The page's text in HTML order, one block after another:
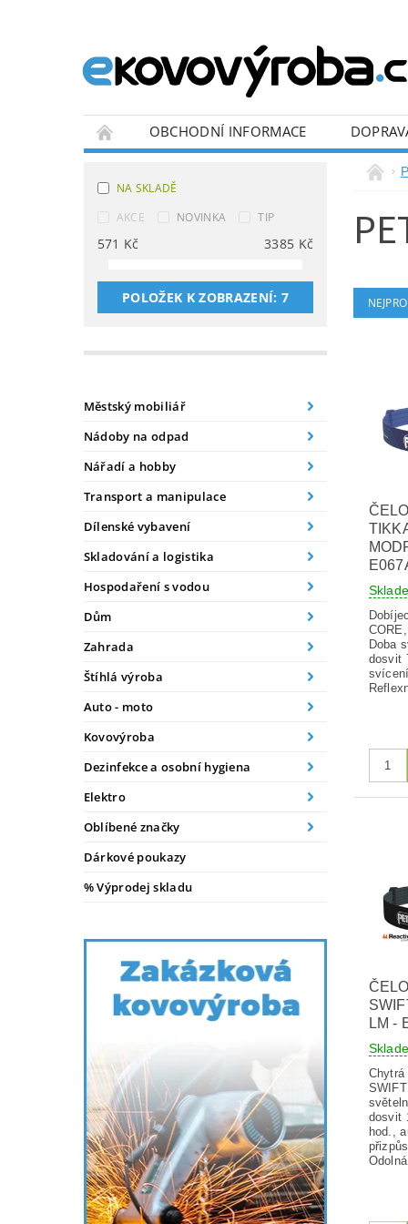
OBCHODNÍ INFORMACE
NA SKLADĚ
AKCE
NOVINKA TIP
571 Kč 3385 Kč
POLOŽEK K ZOBRAZENÍ: 7
Městský mobiliář
Nádoby na odpad
Nářadí a hobby
Transport a manipulace
Dílenské vybavení
Skladování a logistika
Hospodaření s vodou
Dům
Zahrada
Štíhlá výroba
Auto - moto
Kovovýroba
Dezinfekce a osobní hygiena
Elektro
Oblíbené značky
Dárkové poukazy
% Výprodej skladu
Doba
dosvit
LM -
dosvit
hod.,